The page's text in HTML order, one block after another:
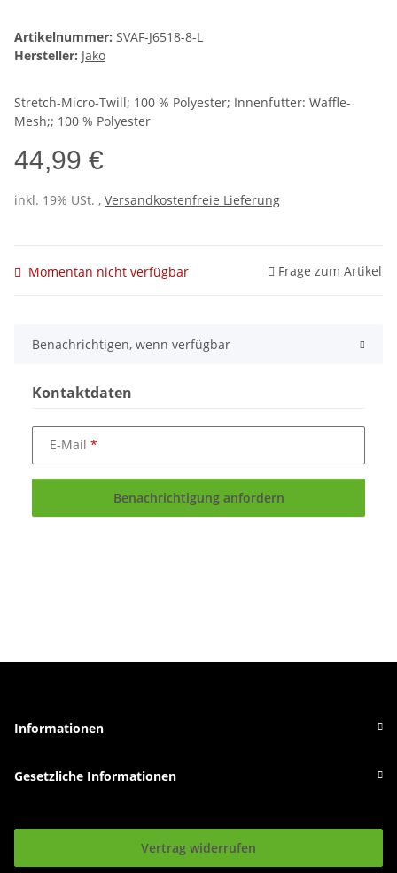
Artikelnummer: SVAF-J6518-8-L
Hersteller: Jako
Stretch-Micro-Twill; 100 % Polyester; Innenfutter: Waffle-
Mesh;; 100 % Polyester
44,99 €
inkl. 19% USt. , Versandkostenfreie Lieferung
Momentan nicht verfügbar Frage zum Artikel
Benachrichtigen, wenn verfügbar
Kontaktdaten
E-Mail
Benachrichtigung anfordern
Informationen
Gesetzliche Informationen
Vertrag widerrufen